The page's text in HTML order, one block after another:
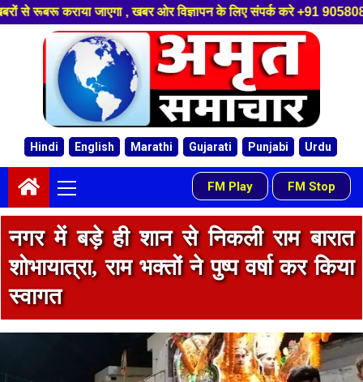
, खबर ओर विज्ञापन के लिए संपर्क करे +91 9058084488 ,हमारे यूट्यूब
Hindi English Marathi Gujarati Punjabi Urdu
Menu
FM Play - FM Stop
नगर में बड़े ही शान से निकली राम बारात
शोभायात्रा, राम भक्तों ने पुष्प वर्षा कर किया
स्वागत